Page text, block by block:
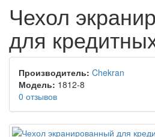
Чехол
для
Производитель: Chekran
Модель: 1812-8
0 отзывов